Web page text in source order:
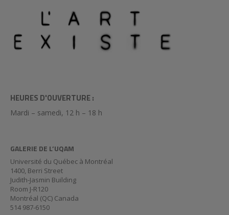
HEURES D'OUVERTURE :
Mardi – samedi, 12 h – 18 h
GALERIE DE L’UQAM
Université du Québec à Montréal
1400, Berri Street
Judith-Jasmin Building
Room J-R120
Montréal (QC) Canada
514 987-6150